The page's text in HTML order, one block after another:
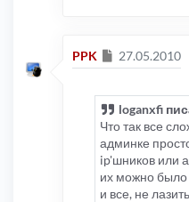
PPK Сообщение
27.05.2010
loganxfi
Что так все
админке
ip'шников или
их можно было
и все, не